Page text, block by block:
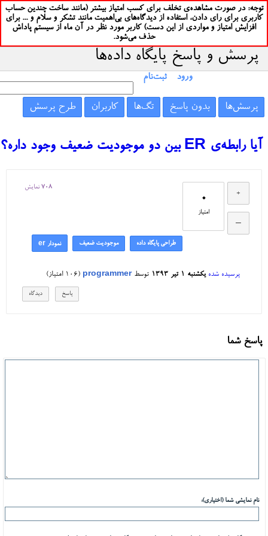
توجه: در صورت مشاهده‌ی تخلف برای کسب امتیاز بیشتر (مانند ساخت چندین حساب
کاربری برای رای دادن، استفاده از دیدگاه‌های بی‌اهمیت مانند تشکر و سلام و ... برای
افزایش امتیاز و مواردی از این دست) کاربر مورد نظر در آن ماه از سیستم پاداش
حذف می‌شود.
پرسش و پاسخ پایگاه داده‌ها
ورود ثبت‌نام
پرسش‌ها بدون پاسخ تگ‌ها کاربران طرح پرسش
آیا رابطه‌ی ER بین دو موجودیت ضعیف وجود داره؟
0
امتیاز
708 نمایش
طراحی پایگاه داده موجودیت ضعیف نمودار er
پرسیده شده یکشنبه ۱ تیر ۱۳۹۳ توسطprogrammer
(
106 امتیاز)
پاسخ شما
نام نمایشی شما (اختیاری):